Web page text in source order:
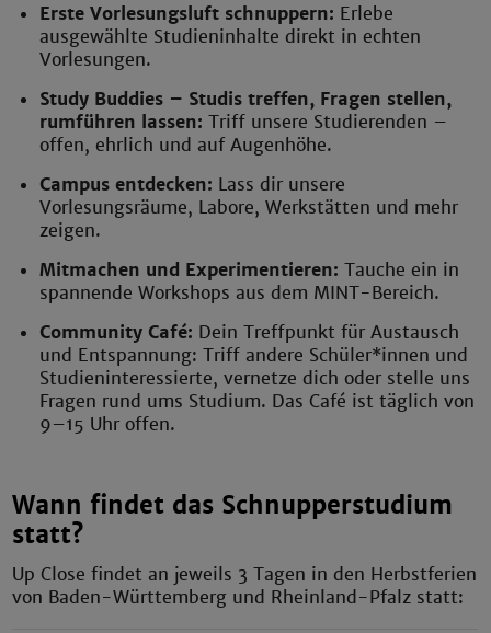
Erste Vorlesungsluft schnuppern: Erlebe
ausgewählte Studieninhalte direkt in echten
Vorlesungen.
Study Buddies – Studis treffen, Fragen stellen,
rumführen lassen: Triff unsere Studierenden –
offen, ehrlich und auf Augenhöhe.
Campus entdecken: Lass dir unsere
Vorlesungsräume, Labore, Werkstätten und mehr
zeigen.
Mitmachen und Experimentieren: Tauche ein in
spannende Workshops aus dem MINT-Bereich.
Community Café: Dein Treffpunkt für Austausch
und Entspannung: Triff andere Schüler*innen und
Studieninteressierte, vernetze dich oder stelle uns
Fragen rund ums Studium. Das Café ist täglich von
9–15 Uhr offen.
Wann findet das Schnupperstudium
statt?
Up Close findet an jeweils 3 Tagen in den Herbstferien
von Baden-Württemberg und Rheinland-Pfalz statt: